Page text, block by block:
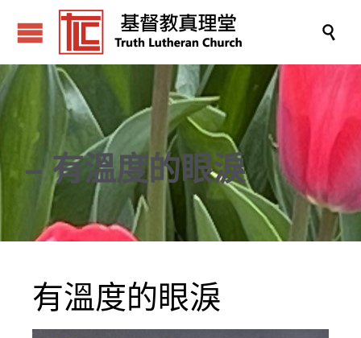

– 有溫度的眼淚
有溫度的眼淚